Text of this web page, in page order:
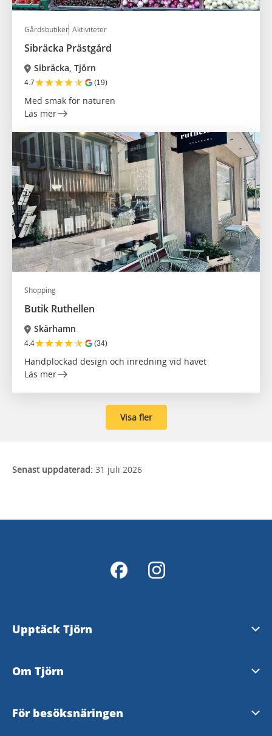
Gårdsbutiker Aktiviteter
Sibräcka Prästgård
Sibräcka, Tjörn
4.7★★★★★ (19)
Med smak för naturen
Läs mer
Shopping
Butik Ruthellen
Skärhamn
4.4★★★★★ (34)
Handplockad design och inredning vid havet
Läs mer
Visa fler
Senast uppdaterad: 31 juli 2026
Upptäck Tjörn
Se och göra
Om Tjörn
Välkommen till Tjörn
För besöksnäringen